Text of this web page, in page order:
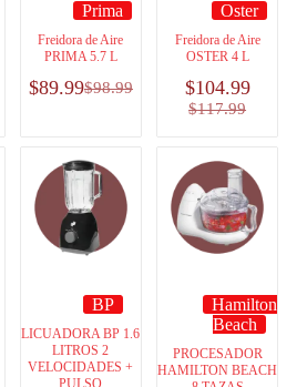
Prima
Freidora de Aire
PRIMA 5.7 L
$98.99
$89.99
Oster
Freidora de Aire
OSTER 4 L
$117.99
$104.99
BP
LICUADORA BP 1.6
LITROS 2
VELOCIDADES +
Hamilton
Beach
PROCESADOR
HAMILTON BEACH